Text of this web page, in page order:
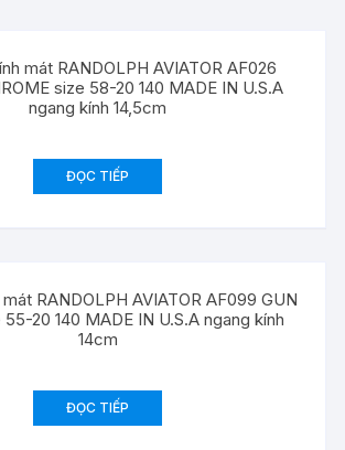
mát RANDOLPH AVIATOR AF026
size 58-20 140 MADE IN U.S.A
ngang kính 14,5cm
ĐỌC TIẾP
RANDOLPH AVIATOR AF099 GUN
20 140 MADE IN U.S.A ngang kính
14cm
ĐỌC TIẾP